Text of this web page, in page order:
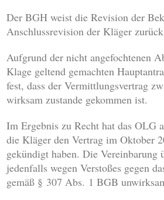
Der BGH weist die Revision der
Anschlussrevision der Kläger
Aufgrund der nicht angefochtenen
Klage geltend gemachten
fest, dass der Vermittlungsvertrag
wirksam zustande gekommen ist.
Im Ergebnis zu Recht hat das OLG
die Kläger den Vertrag im Oktober
gekündigt haben. Die Vereinbarung
jedenfalls wegen Verstoßes gegen
gemäß § 307 Abs. 1 BGB